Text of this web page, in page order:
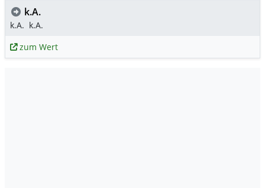
k.A.
k.A. k.A.
zum Wert